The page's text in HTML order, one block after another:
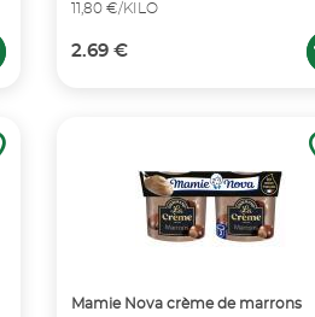
11,80 €/KILO
2.69 €
Mamie Nova crème de marrons